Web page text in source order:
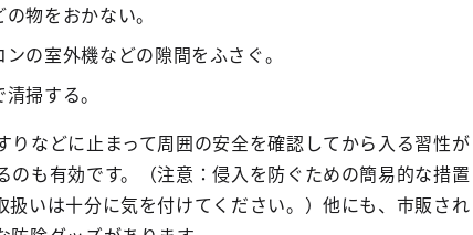
物をおかない。
の室外機などの隙間をふさぐ。
掃する。
りなどに止まって周囲の安全を確認してから入る習性が
も有効です。（注意：侵入を防ぐための簡易的な措置
扱いは十分に気を付けてください。）他にも、市販され